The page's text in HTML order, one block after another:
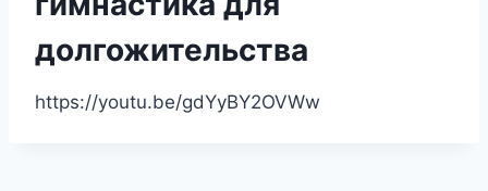
долгожительства
https://youtu.be/gdYyBY2OVWw